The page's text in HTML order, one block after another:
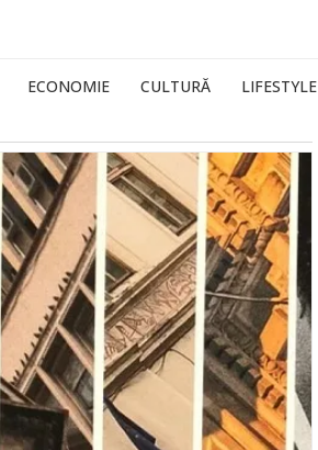
ECONOMIE CULTURĂ LIFESTYLE